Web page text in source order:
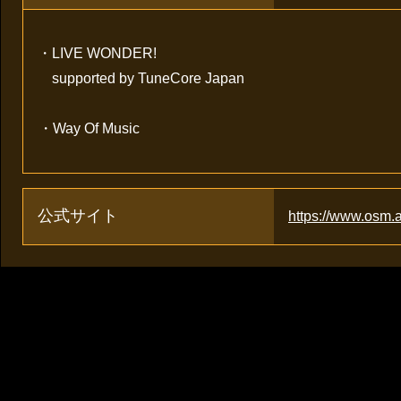
・LIVE WONDER!
supported by TuneCore Japan
・Way Of Music
公式サイト https://